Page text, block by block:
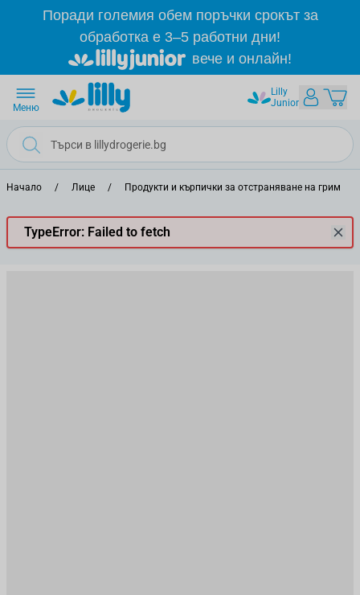
Прескачане към съдържанието
Поради големия обем поръчки срокът за
обработка е 3–5 работни дни!
вече и онлайн!
Lilly
Junior
Меню
Начало / Лице / Продукти и кърпички за отстраняване на грим
TypeError: Failed to fetch